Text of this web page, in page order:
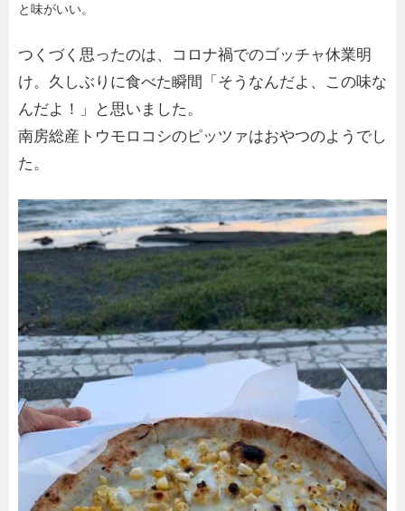
と味がいい。
つくづく思ったのは、コロナ禍でのゴッチャ休業明
け。久しぶりに食べた瞬間「そうなんだよ、この味な
んだよ！」と思いました。
南房総産トウモロコシのピッツァはおやつのようでし
た。